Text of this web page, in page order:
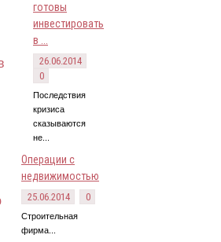
готовы
инвестировать
в ...
26.06.2014
0
Последствия
кризиса
сказываются
не...
Операции с
недвижимостью
25.06.2014 0
Строительная
фирма...